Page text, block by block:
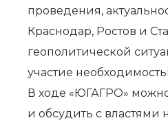
проведения,
Краснодар, Ростов и
геополитической
участие
В ходе «ЮГАГРО» можно
и обсудить с